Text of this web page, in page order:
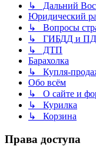
↳ Дальний
Юридический
↳ Вопросы
↳ ГИБДД и
↳ ДТП
Барахолка
↳ Купля-
Обо всём
↳ О сайте и
↳ Курилка
↳ Корзина
Права доступа